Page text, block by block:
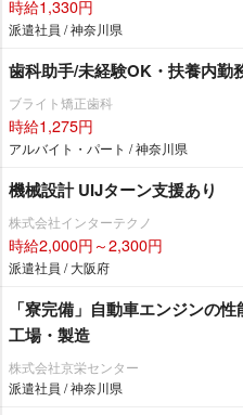
時給1,330円
派遣社員 / 神奈川県
歯科助手/未経験OK・扶養内勤
ブライト矯正歯科
時給1,275円
アルバイト・パート / 神奈川県
機械設計 UIJターン支援あり
株式会社インターテクノ
時給2,000円～2,300円
派遣社員 / 大阪府
「寮完備」自動車エンジンの
工場・製造
株式会社京栄センター
派遣社員 / 神奈川県